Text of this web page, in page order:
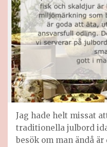
Jag hade helt missat
traditionella julbord
besök om man ändå är